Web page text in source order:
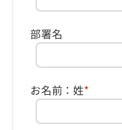
部署名
お名前：姓*